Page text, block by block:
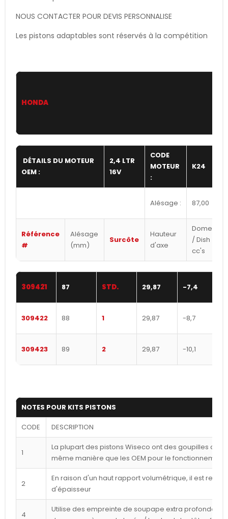
NOUS CONTACTER POUR DEVIS PERSONNALISE
Les pistons adaptables sont réservés à la compétition
HONDA
DÉTAILS DU MOTEUR
OEM :
2,4 LTR
16V
CODE
MOTEUR
:
K24
Alésage : 87,00
Référence
#
Alésage
(mm)
Surcôte
Hauteur
d'axe
Dome
/ Dish
cc's
309421 87 STD. 29,87 -7,4
309422 88 1 29,87 -8,7
309423 89 2 29,87 -10,1
NOTES POUR KITS PISTONS
CODE DESCRIPTION
1
La plupart des pistons Wiseco ont des goupilles
même manière que les OEM pour le
2
En raison d'un haut rapport volumétrique, il est
d'épaisseur
4
Utilise des empreinte de soupape extra profondes